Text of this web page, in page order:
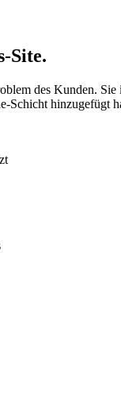
Site.
des Kunden.
Schicht hinzugefügt